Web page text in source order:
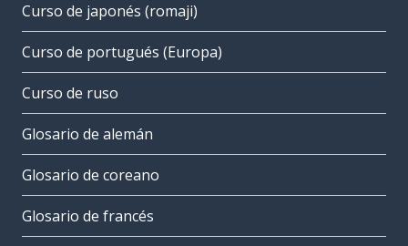
Curso de japonés (romaji)
Curso de portugués (Europa)
Curso de ruso
Glosario de alemán
Glosario de coreano
Glosario de francés